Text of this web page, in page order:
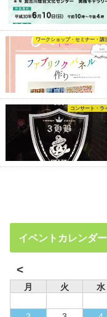
ワークショップ・セミナー・講
コンサート・ラ
イベントカレンダー
<
月 火 水